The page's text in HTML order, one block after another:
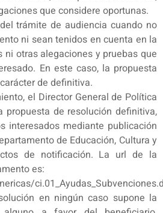
que considere oportunas.
trámite de audiencia cuando no
ni sean tenidos en cuenta en la
ni otras alegaciones y pruebas que
En este caso, la propuesta
de definitiva.
el Director General de Política
propuesta de resolución definitiva,
interesados mediante publicación
de Educación, Cultura y
de notificación. La url de la
es:
en ningún caso supone la